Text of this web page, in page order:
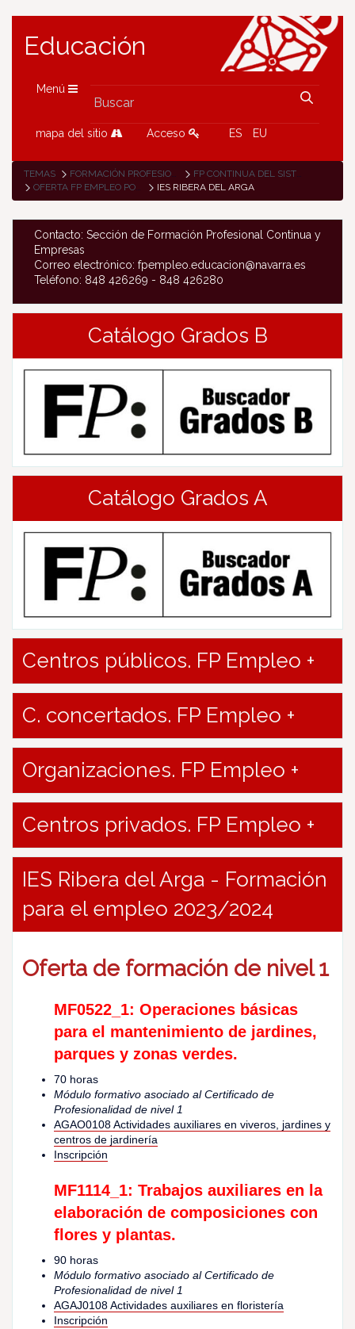
Educación
Menú
mapa del sitio Acceso ES EU
TEMAS FORMACIÓN PROFESIONAL
FP CONTINUA DEL SISTEMA DE FP
OFERTA FP EMPLEO POR CENTRO DE FP
IES RIBERA DEL ARGA
Contacto: Sección de Formación Profesional Continua y
Empresas
Correo electrónico: fpempleo.educacion@navarra.es
Teléfono: 848 426269 - 848 426280
Catálogo Grados B
Catálogo Grados A
Centros públicos. FP Empleo +
C. concertados. FP Empleo +
Organizaciones. FP Empleo +
Centros privados. FP Empleo +
IES Ribera del Arga - Formación
para el empleo 2023/2024
Oferta de formación de nivel 1
MF0522_1: Operaciones básicas
para el mantenimiento de jardines,
parques y zonas verdes.
70 horas
Módulo formativo asociado al Certificado de
Profesionalidad de nivel 1
AGAO0108 Actividades auxiliares en viveros, jardines y
centros de jardinería
Inscripción
MF1114_1: Trabajos auxiliares en la
elaboración de composiciones con
flores y plantas.
90 horas
Módulo formativo asociado al Certificado de
Profesionalidad de nivel 1
AGAJ0108 Actividades auxiliares en floristería
Inscripción